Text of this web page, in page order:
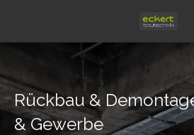
Rückbau &
& Gewerbe